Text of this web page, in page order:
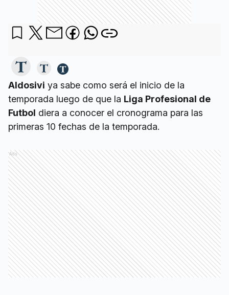
Aldosivi ya sabe como será el inicio de la
temporada luego de que la Liga Profesional de
Futbol diera a conocer el cronograma para las
primeras 10 fechas de la temporada.
Ads